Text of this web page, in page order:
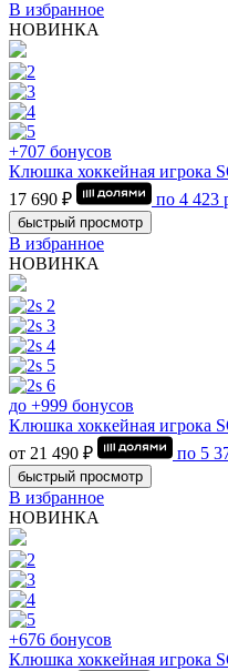
В избранное
НОВИНКА
+707 бонусов
Клюшка хоккейная игрока
17 690 ₽
по 4 423
быстрый просмотр
В избранное
НОВИНКА
до +999 бонусов
Клюшка хоккейная игрока
от 21 490 ₽
по 5
быстрый просмотр
В избранное
НОВИНКА
+676 бонусов
Клюшка хоккейная игрока